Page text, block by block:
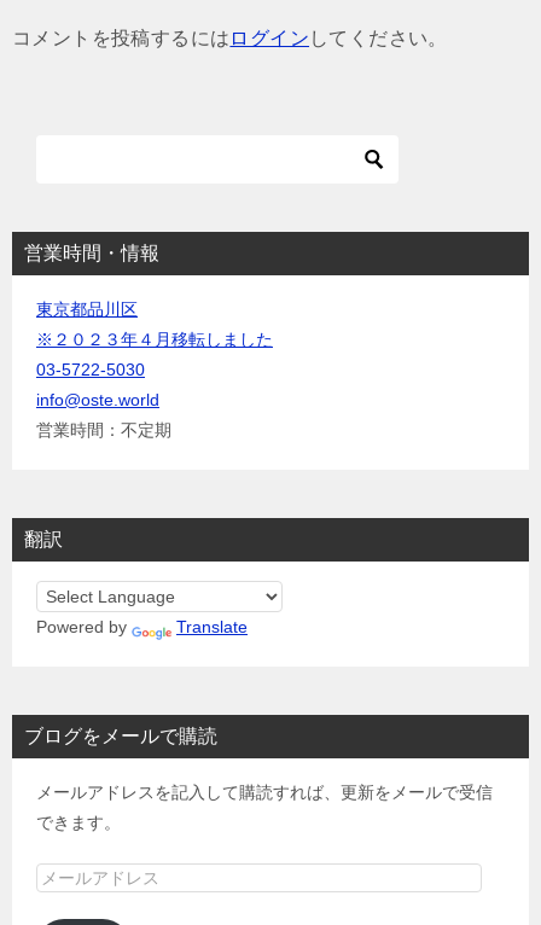
コメントを投稿するには ログイン してください。
営業時間・情報
東京都品川区
※２０２３年４月移転しました
03-5722-5030
info@oste.world
営業時間：不定期
翻訳
Powered by Translate
ブログをメールで購読
メールアドレスを記入して購読すれば、更新をメールで受信
できます。
メ